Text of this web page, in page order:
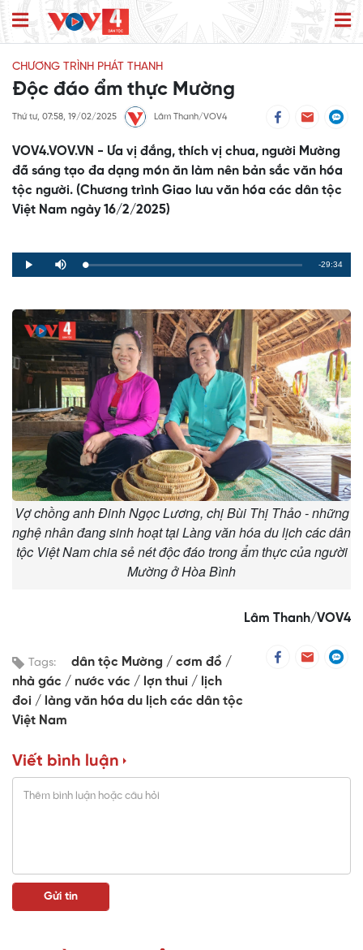
CHƯƠNG TRÌNH PHÁT THANH
Độc đáo ẩm thực Mường
Thứ tư, 07:58, 19/02/2025 Lâm Thanh/VOV4
VOV4.VOV.VN - Ưa vị đắng, thích vị chua, người Mường
đã sáng tạo đa dạng món ăn làm nên bản sắc văn hóa
tộc người. (Chương trình Giao lưu văn hóa các dân tộc
Việt Nam ngày 16/2/2025)
Play Mute Loaded:
0%
Progress:
0%
Remaining
-29:34
Vợ chồng anh Đinh Ngọc Lương, chị Bùi Thị Thảo - những
nghệ nhân đang sinh hoạt tại Làng văn hóa du lịch các dân
tộc Việt Nam chia sẻ nét độc đáo trong ẩm thực của người
Mường ở Hòa Bình
Lâm Thanh/VOV4
Tags: dân tộc Mường
cơm đồ
nhà gác
nước vác lợn thui
lịch
đoi
làng văn hóa du lịch các dân tộc
Việt Nam
Viết bình luận